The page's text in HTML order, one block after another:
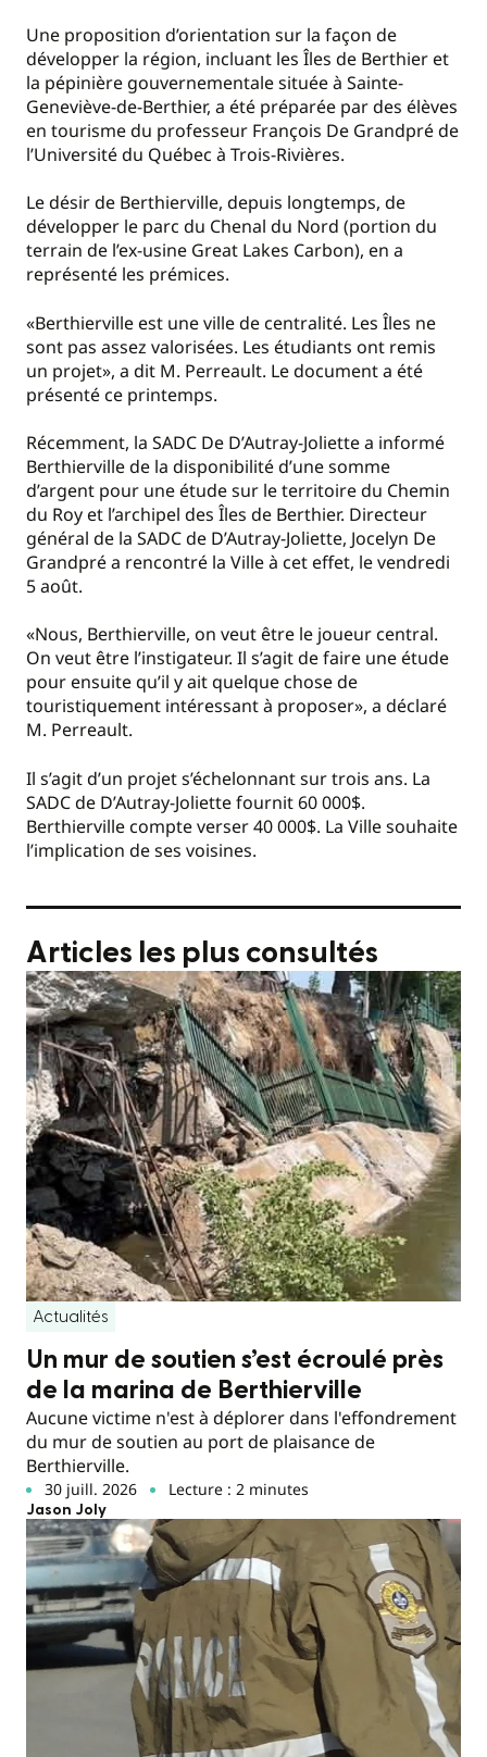
Une proposition d’orientation sur la façon de
développer la région, incluant les Îles de Berthier et
la pépinière gouvernementale située à Sainte-
Geneviève-de-Berthier, a été préparée par des élèves
en tourisme du professeur François De Grandpré de
l’Université du Québec à Trois-Rivières.
Le désir de Berthierville, depuis longtemps, de
développer le parc du Chenal du Nord (portion du
terrain de l’ex-usine Great Lakes Carbon), en a
représenté les prémices.
«Berthierville est une ville de centralité. Les Îles ne
sont pas assez valorisées. Les étudiants ont remis
un projet», a dit M. Perreault. Le document a été
présenté ce printemps.
Récemment, la SADC De D’Autray-Joliette a informé
Berthierville de la disponibilité d’une somme
d’argent pour une étude sur le territoire du Chemin
du Roy et l’archipel des Îles de Berthier. Directeur
général de la SADC de D’Autray-Joliette, Jocelyn De
Grandpré a rencontré la Ville à cet effet, le vendredi
5 août.
«Nous, Berthierville, on veut être le joueur central.
On veut être l’instigateur. Il s’agit de faire une étude
pour ensuite qu’il y ait quelque chose de
touristiquement intéressant à proposer», a déclaré
M. Perreault.
Il s’agit d’un projet s’échelonnant sur trois ans. La
SADC de D’Autray-Joliette fournit 60 000$.
Berthierville compte verser 40 000$. La Ville souhaite
l’implication de ses voisines.
Articles les plus consultés
Actualités
Un mur de soutien s’est écroulé près
de la marina de Berthierville
Aucune victime n'est à déplorer dans l'effondrement
du mur de soutien au port de plaisance de
Berthierville.
30 juill. 2026 Lecture : 2 minutes
Jason Joly